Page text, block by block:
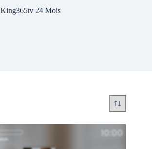
King365tv 24 Mois